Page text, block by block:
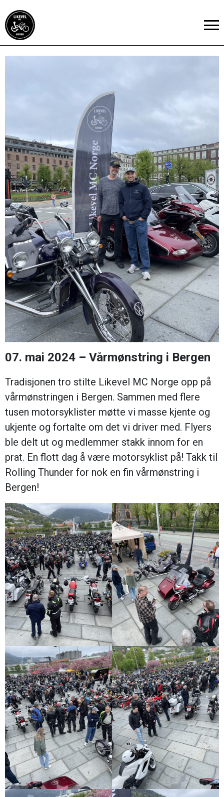
07. mai 2024 – Vårmønstring i Bergen
Tradisjonen tro stilte Likevel MC Norge opp på
vårmønstringen i Bergen. Sammen med flere
tusen motorsyklister møtte vi masse kjente og
ukjente og fortalte om det vi driver med. Flyers
ble delt ut og medlemmer stakk innom for en
prat. En flott dag å være motorsyklist på! Takk til
Rolling Thunder for nok en fin vårmønstring i
Bergen!